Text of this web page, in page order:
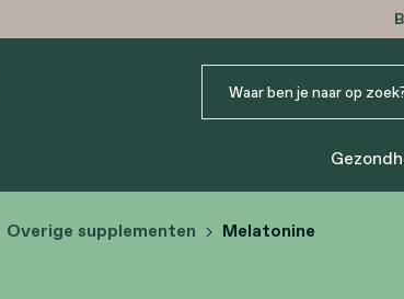
Overige supplementen Melatonine